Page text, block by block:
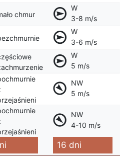
chmur
W
3-8 m/s
W
3-6 m/s
W
5 m/s
NW
5 m/s
NW
4-10 m/s
16 dni